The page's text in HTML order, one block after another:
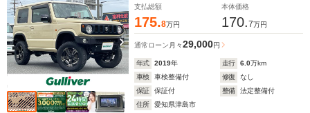
支払総額
175.8万円
本体価格
170.7万円
通常ローン 月々29,000円
年式 2019年 走行 6.0万km
車検
車検整備付 修復
なし
保証
保証付 整備
法定整備付
住所
愛知県津島市